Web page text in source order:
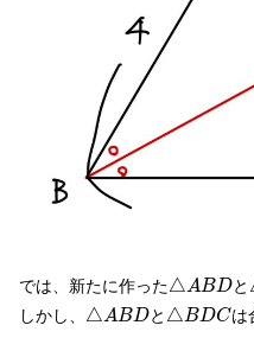
では、新たに作った△ABD
△ A BD と
しかし、 △ABD
△ A BD と △BDC
△ BDCは